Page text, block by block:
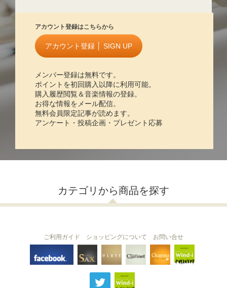
アカウント登録はこちらから
アカウント登録 │ SIGN UP
メンバー登録は無料です。
ポイントを初回購入以降に利用可能。
購入履歴閲覧＆音楽情報の登録。
お得な情報をメール配信。
無料会員限定記事が読めます。
アンケート・投稿企画・プレゼント応募
カテゴリから商品を探す
THE SAX The Clarinet
ご利用ガイド ショッピングについて お問い合せ